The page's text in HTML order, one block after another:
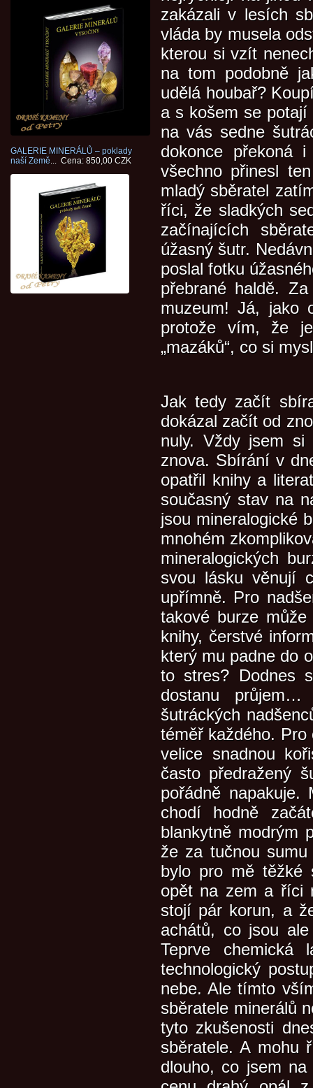
GALERIE MINERÁLŮ – poklady
naší Země... Cena: 850,00 CZK
zakázali v lesích
vláda by musela
kterou si vzít
na tom podobně
udělá houbař?
a s košem se
na vás sedne
dokonce překoná
všechno přinesl
mladý sběratel
říci, že sladkých
začínajících
úžasný šutr.
poslal fotku
přebrané haldě.
muzeum! Já, jako
protože vím, že
„mazáků“, co si
Jak tedy začít
dokázal začít od
nuly. Vždy jsem si
znova. Sbírání v
opatřil knihy a
současný stav na
jsou mineralogické
mnohém
mineralogických
svou lásku věnují
upřímně. Pro
takové burze
knihy, čerstvé
který mu padne do
to stres? Dodnes
dostanu
šutráckých
téměř každého.
velice snadnou
často předražený
pořádně
chodí hodně
blankytně modrým
že za tučnou
bylo pro mě těžké
opět na zem a říci
stojí pár korun, a
achátů, co jsou
Teprve chemická
technologický
nebe. Ale tímto
sběratele minerálů
tyto zkušenosti
sběratele. A mohu
dlouho, co jsem